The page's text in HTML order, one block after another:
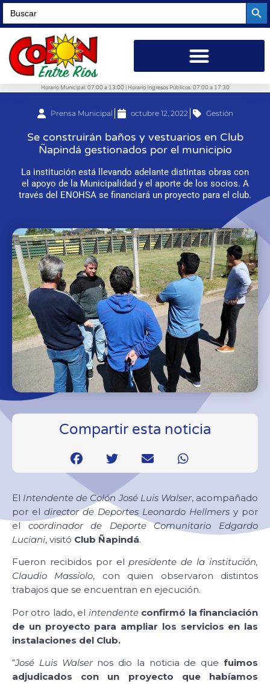
Search
for:
Horario Municipal: 07:00 a 13:00 | Horario Ingresos Públicos: 07:00 a 17:30
Prensa Municipal octubre 12, 2022 Gestión
Se construirán baños y vestuarios en Club
Ñapindá gestionados por el municipio
La institución está llevando adelante distintas obras con
el apoyo de la Municipalidad y el aporte de los socios. A
través del ENOHSA se financiará un proyecto para el club.
Compartir esta noticia
El Intendente de Colón José Luis Walser, acompañado
por el director de Deportes Leonardo Hellmers y por
el coordinador de Deporte Comunitario Edgardo
Luciani, visitó Club Ñapindá.
Fueron recibidos por elpresidente de la institución,
Claudio Massiolo, con quien observaron distintos
trabajos que se encuentran en ejecución.
Por otro lado, el intendente confirmó la financiación
de un proyecto para ampliar los servicios en las
instalaciones del Club.
“José Luis Walsernos dio la noticia de quefuimos
adjudicados con un proyecto que habíamos